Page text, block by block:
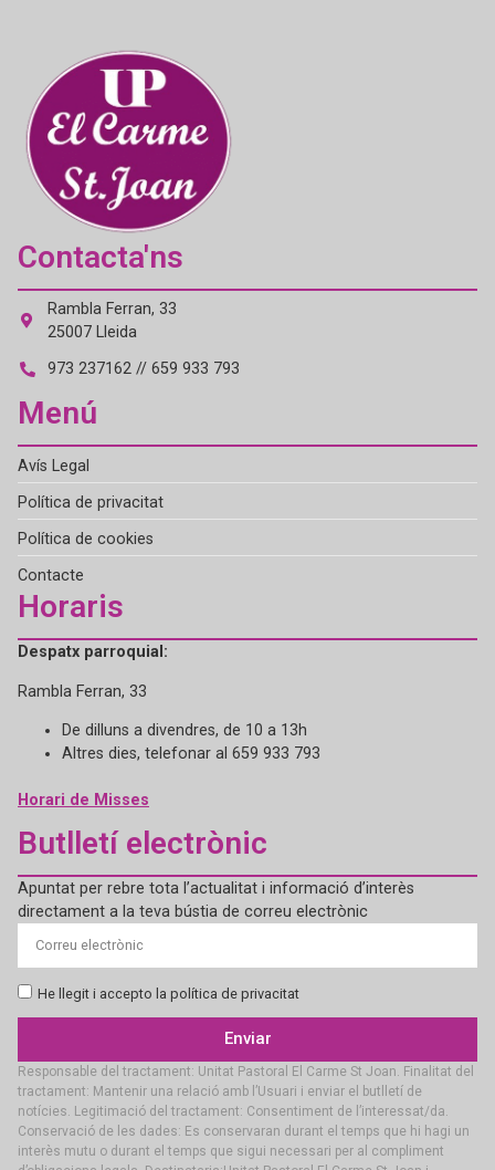
Contacta'ns
Rambla Ferran, 33
25007 Lleida
973 237162 // 659 933 793
Menú
Avís Legal
Política de privacitat
Política de cookies
Contacte
Horaris
Despatx parroquial:
Rambla Ferran, 33
De dilluns a divendres, de 10 a 13h
Altres dies, telefonar al 659 933 793
Horari de Misses
Butlletí electrònic
Apuntat per rebre tota l’actualitat i informació d’interès
directament a la teva bústia de correu electrònic
He llegit i accepto la política de privacitat
Enviar
Responsable del tractament: Unitat Pastoral El Carme St Joan. Finalitat del
tractament: Mantenir una relació amb l’Usuari i enviar el butlletí de
notícies. Legitimació del tractament: Consentiment de l’interessat/da.
Conservació de les dades: Es conservaran durant el temps que hi hagi un
interès mutu o durant el temps que sigui necessari per al compliment